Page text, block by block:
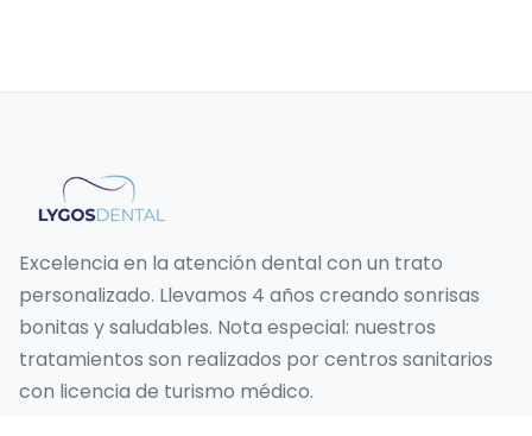
Excelencia en la atención dental con un trato
personalizado. Llevamos 4 años creando sonrisas
bonitas y saludables. Nota especial: nuestros
tratamientos son realizados por centros sanitarios
con licencia de turismo médico.